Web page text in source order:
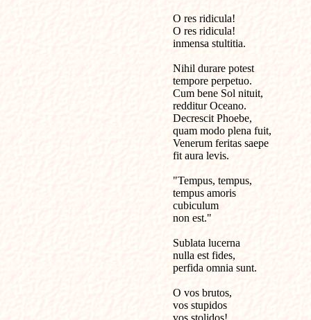
O res ridicula!
O res ridicula!
inmensa stultitia.
Nihil durare potest
tempore perpetuo.
Cum bene Sol nituit,
redditur Oceano.
Decrescit Phoebe,
quam modo plena fuit,
Venerum feritas saepe
fit aura levis.
"Tempus, tempus,
tempus amoris
cubiculum
non est."
Sublata lucerna
nulla est fides,
perfida omnia sunt.
O vos brutos,
vos stupidos
vos stolidos!